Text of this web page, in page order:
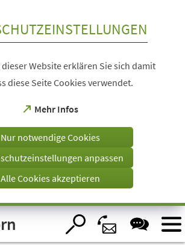
Website erklären Sie sich damit
diese Seite Cookies verwendet.
Mehr Infos
(Öffnet
einem
Tab)
Nur notwendige Cookies
anpassen
Alle Cookies akzeptieren